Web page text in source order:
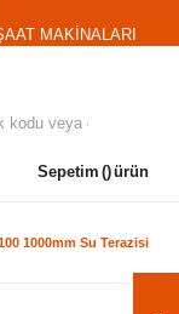
MAKİNALARI
Sepetim ürün
1000mm Su Terazisi